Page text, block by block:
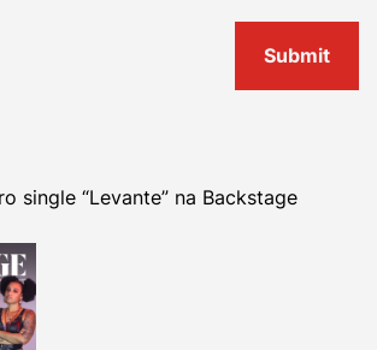
single “Levante” na Backstage